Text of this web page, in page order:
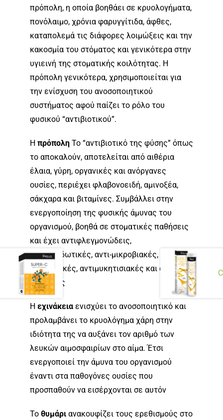
πρόπολη, η οποία βοηθάει σε κρυολογήματα,
πονόλαιμο, χρόνια φαρυγγίτιδα, άφθες,
καταπολεμά τις διάφορες λοιμώξεις και την
κακοσμία του στόματος και γενικότερα στην
υγιεινή της στοματικής κοιλότητας. Η
πρόπολη γενικότερα, χρησιμοποιείται για
την ενίσχυση του ανοσοποιητικού
συστήματος αφού παίζει το ρόλο του
φυσικού “αντιβιοτικού”.
Η πρόποληΤο “αντιβιοτικό της φύσης” όπως
το αποκαλούν, αποτελείται από αιθέρια
έλαια, γύρη, οργανικές και ανόργανες
ουσίες, περιέχει φλαβονοειδή, αμινοξέα,
σάκχαρα και βιταμίνες. Συμβάλλει στην
ενεργοποίηση της φυσικής άμυνας του
οργανισμού, βοηθά σε στοματικές παθήσεις
και έχει αντιφλεγμονώδεις,
αντιοξειδωτικές, αντι-μικροβιακές,
αντιβιοτικές, αντιμυκητισιακές και αντιικές
ιδιότητες
Η εχινάκειαενισχύει το ανοσοποιητικό και
προλαμβάνει το κρυολόγημα χάρη στην
ιδιότητα της να αυξάνει τον αριθμό των
λευκών αιμοσφαιρίων στο αίμα. Έτσι
ενεργοποιεί την άμυνα του οργανισμού
έναντι στα παθογόνες ουσίες που
προσπαθούν να εισέρχονται σε αυτόν
Το θυμάριανακουφίζει τους ερεθισμούς στο